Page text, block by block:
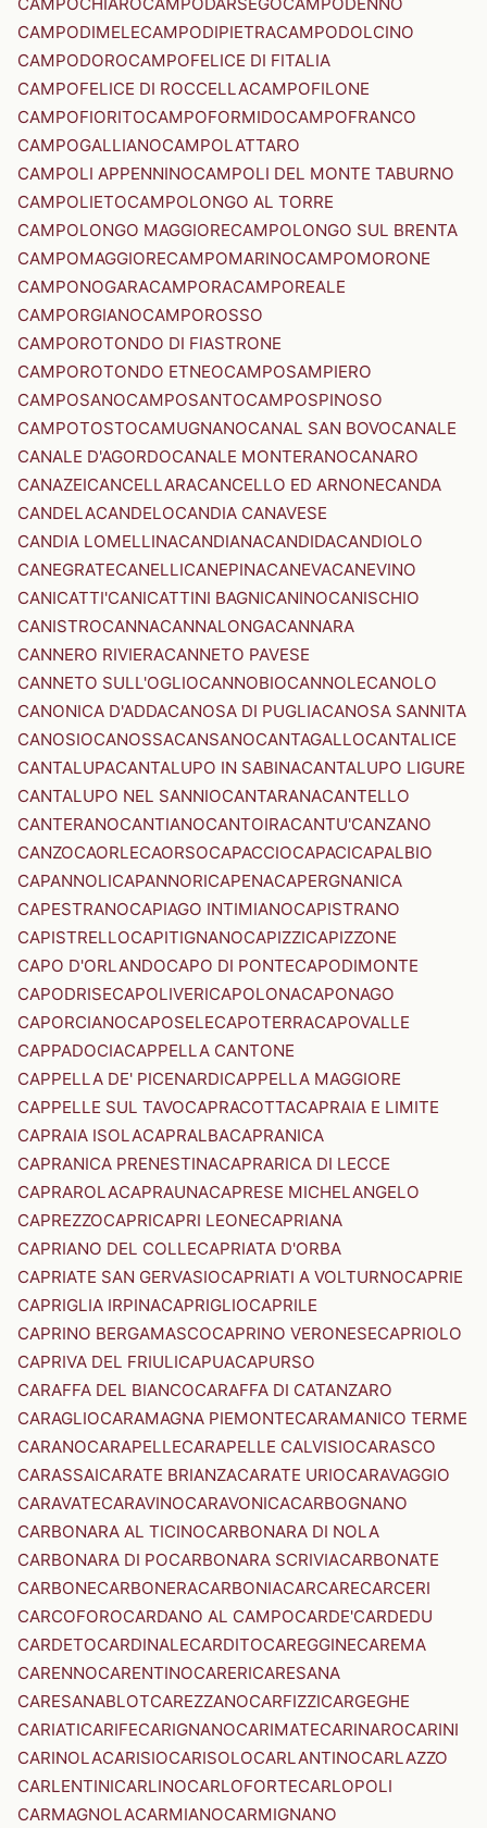
CAMPODIMELECAMPODIPIETRACAMPODOLCINO
CAMPODOROCAMPOFELICE DI FITALIA
CAMPOFELICE DI ROCCELLACAMPOFILONE
CAMPOFIORITOCAMPOFORMIDOCAMPOFRANCO
CAMPOGALLIANOCAMPOLATTARO
CAMPOLI APPENNINOCAMPOLI DEL MONTE TABURNO
CAMPOLIETOCAMPOLONGO AL TORRE
CAMPOLONGO MAGGIORECAMPOLONGO SUL BRENTA
CAMPOMAGGIORECAMPOMARINOCAMPOMORONE
CAMPONOGARACAMPORACAMPOREALE
CAMPORGIANOCAMPOROSSO
CAMPOROTONDO DI FIASTRONE
CAMPOROTONDO ETNEOCAMPOSAMPIERO
CAMPOSANOCAMPOSANTOCAMPOSPINOSO
CAMPOTOSTOCAMUGNANOCANAL SAN BOVOCANALE
CANALE D'AGORDOCANALE MONTERANOCANARO
CANAZEICANCELLARACANCELLO ED ARNONECANDA
CANDELACANDELOCANDIA CANAVESE
CANDIA LOMELLINACANDIANACANDIDACANDIOLO
CANEGRATECANELLICANEPINACANEVACANEVINO
CANICATTI'CANICATTINI BAGNICANINOCANISCHIO
CANISTROCANNACANNALONGACANNARA
CANNERO RIVIERACANNETO PAVESE
CANNETO SULL'OGLIOCANNOBIOCANNOLECANOLO
CANONICA D'ADDACANOSA DI PUGLIACANOSA SANNITA
CANOSIOCANOSSACANSANOCANTAGALLOCANTALICE
CANTALUPACANTALUPO IN SABINACANTALUPO LIGURE
CANTALUPO NEL SANNIOCANTARANACANTELLO
CANTERANOCANTIANOCANTOIRACANTU'CANZANO
CANZOCAORLECAORSOCAPACCIOCAPACICAPALBIO
CAPANNOLICAPANNORICAPENACAPERGNANICA
CAPESTRANOCAPIAGO INTIMIANOCAPISTRANO
CAPISTRELLOCAPITIGNANOCAPIZZICAPIZZONE
CAPO D'ORLANDOCAPO DI PONTECAPODIMONTE
CAPODRISECAPOLIVERICAPOLONACAPONAGO
CAPORCIANOCAPOSELECAPOTERRACAPOVALLE
CAPPADOCIACAPPELLA CANTONE
CAPPELLA DE' PICENARDICAPPELLA MAGGIORE
CAPPELLE SUL TAVOCAPRACOTTACAPRAIA E LIMITE
CAPRAIA ISOLACAPRALBACAPRANICA
CAPRANICA PRENESTINACAPRARICA DI LECCE
CAPRAROLACAPRAUNACAPRESE MICHELANGELO
CAPREZZOCAPRICAPRI LEONECAPRIANA
CAPRIANO DEL COLLECAPRIATA D'ORBA
CAPRIATE SAN GERVASIOCAPRIATI A VOLTURNOCAPRIE
CAPRIGLIA IRPINACAPRIGLIOCAPRILE
CAPRINO BERGAMASCOCAPRINO VERONESECAPRIOLO
CAPRIVA DEL FRIULICAPUACAPURSO
CARAFFA DEL BIANCOCARAFFA DI CATANZARO
CARAGLIOCARAMAGNA PIEMONTECARAMANICO TERME
CARANOCARAPELLECARAPELLE CALVISIOCARASCO
CARASSAICARATE BRIANZACARATE URIOCARAVAGGIO
CARAVATECARAVINOCARAVONICACARBOGNANO
CARBONARA AL TICINOCARBONARA DI NOLA
CARBONARA DI POCARBONARA SCRIVIACARBONATE
CARBONECARBONERACARBONIACARCARECARCERI
CARCOFOROCARDANO AL CAMPOCARDE'CARDEDU
CARDETOCARDINALECARDITOCAREGGINECAREMA
CARENNOCARENTINOCARERICARESANA
CARESANABLOTCAREZZANOCARFIZZICARGEGHE
CARIATICARIFECARIGNANOCARIMATECARINAROCARINI
CARINOLACARISIOCARISOLOCARLANTINOCARLAZZO
CARLENTINICARLINOCARLOFORTECARLOPOLI
CARMAGNOLACARMIANOCARMIGNANO